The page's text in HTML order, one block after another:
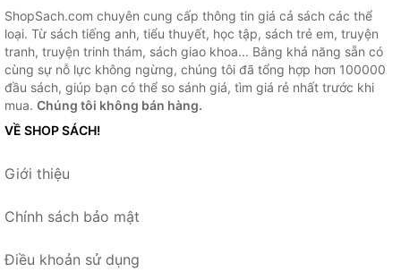
ShopSach.com chuyên cung cấp thông tin giá cả sách các thể
loại. Từ sách tiếng anh, tiểu thuyết, học tập, sách trẻ em, truyện
tranh, truyện trinh thám, sách giao khoa... Bằng khả năng sẵn có
cùng sự nỗ lực không ngừng, chúng tôi đã tổng hợp hơn 100000
đầu sách, giúp bạn có thể so sánh giá, tìm giá rẻ nhất trước khi
mua. Chúng tôi không bán hàng.
VỀ SHOP SÁCH!
Giới thiệu
Chính sách bảo mật
Điều khoản sử dụng